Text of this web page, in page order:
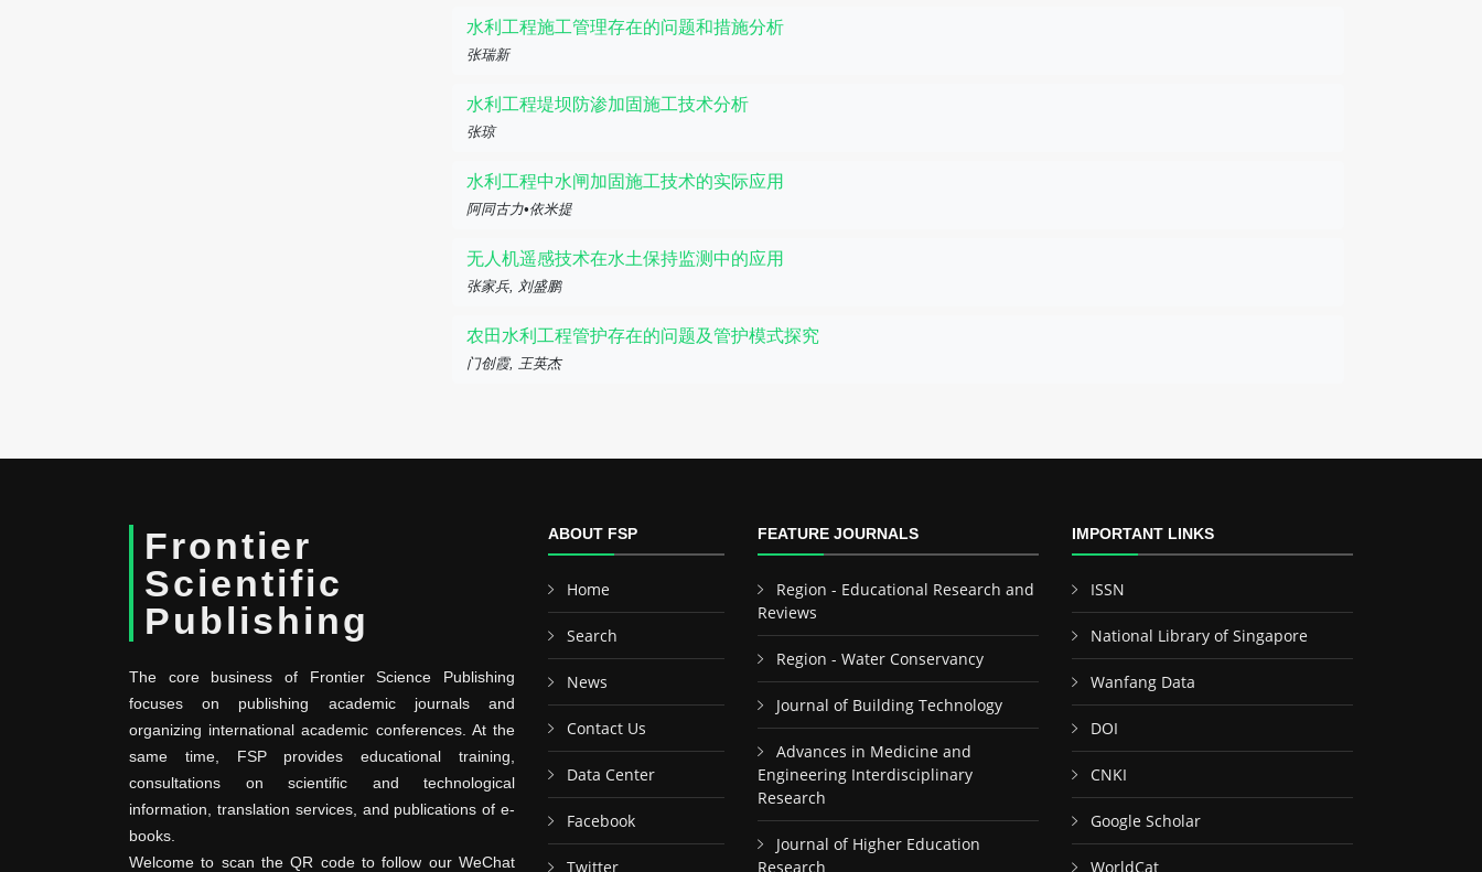
水利工程施工管理存在的问题和措施分析
张瑞新
水利工程堤坝防渗加固施工技术分析
张琼
水利工程中水闸加固施工技术的实际应用
阿同古力•依米提
无人机遥感技术在水土保持监测中的应用
张家兵, 刘盛鹏
农田水利工程管护存在的问题及管护模式探究
门创霞, 王英杰
Frontier
Scientific
Publishing
The core business of Frontier Science Publishing
focuses on publishing academic journals and
organizing international academic conferences. At the
same time, FSP provides educational training,
consultations on scientific and technological
information, translation services, and publications of e-
books.
Welcome to scan the QR code to follow our WeChat
ABOUT FSP
Home
Search
News
Contact Us
Data Center
Facebook
Twitter
FEATURE JOURNALS
Region - Educational Research and
Reviews
Region - Water Conservancy
Journal of Building Technology
Advances in Medicine and
Engineering Interdisciplinary
Research
Journal of Higher Education
Research
IMPORTANT LINKS
ISSN
National Library of Singapore
Wanfang Data
DOI
CNKI
Google Scholar
WorldCat